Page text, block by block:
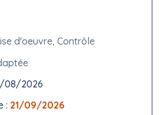
d'oeuvre, Contrôle
08/2026
: 21/09/2026